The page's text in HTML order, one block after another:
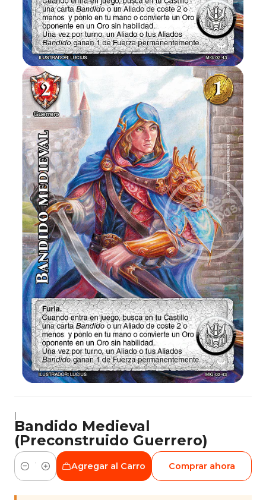
|
Bandido Medieval
(Preconstruido Guerrero)
Cantidad
Agregar al Carro Comprar ahora